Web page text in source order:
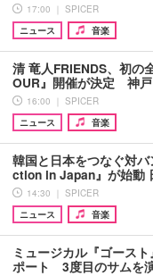
17:00 ｜ SPICER
ニュース
音楽
清 竜人FRIENDS、初の
OUR』開催が決定 神
16:00 ｜ SPICER
ニュース
音楽
韓国と日本をつなぐ対
ction in Japan』が始動
14:30 ｜ SPICER
ニュース
音楽
ミュージカル『ゴース
ポート 3度目のサムを